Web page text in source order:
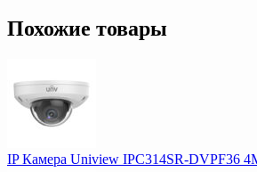
Похожие товары
IP Камера Uniview IPC314SR-DVPF36